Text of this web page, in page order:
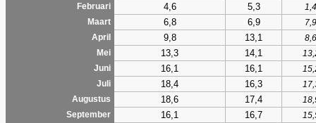
Februari
4,6 5,3
1,4
Maart
6,8 6,9
7,9
April
9,8 13,1
8,6
Mei
13,3 14,1
Juni
16,1 16,1
Juli
18,4 16,3
Augustus
18,6 17,4
September
16,1 16,7